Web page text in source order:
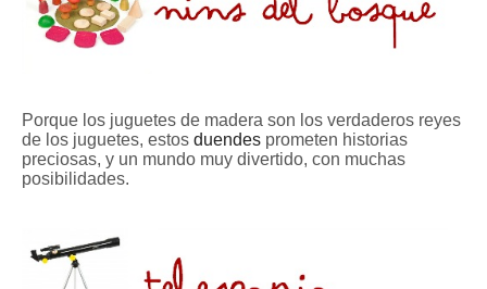
Porque los juguetes de madera son los verdaderos reyes
de los juguetes, estos duendes prometen historias
preciosas, y un mundo muy divertido, con muchas
posibilidades.